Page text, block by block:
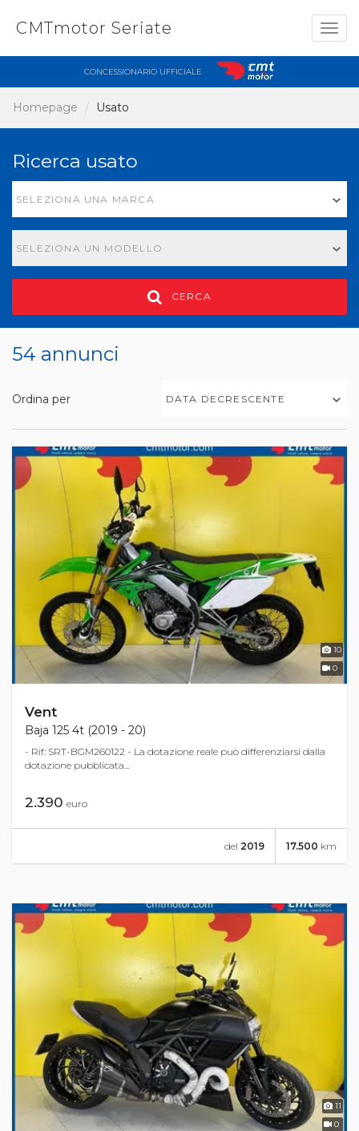
CMTmotor Seriate
CONCESSIONARIO UFFICIALE
Homepage Usato
Ricerca usato
SELEZIONA UNA MARCA
SELEZIONA UN MODELLO
CERCA
54 annunci
Ordina per DATA DECRESCENTE
10
0
Vent
Baja 125 4t (2019 - 20)
- Rif: SRT-BGM260122 - La dotazione reale può differenziarsi dalla
dotazione pubblicata...
2.390 euro
17.500 km
del 2019
11
0